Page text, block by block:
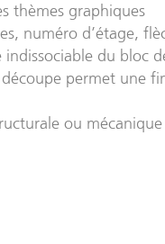
thèmes graphiques
numéro d’étage,
indissociable du bloc
permet une
ou mécanique